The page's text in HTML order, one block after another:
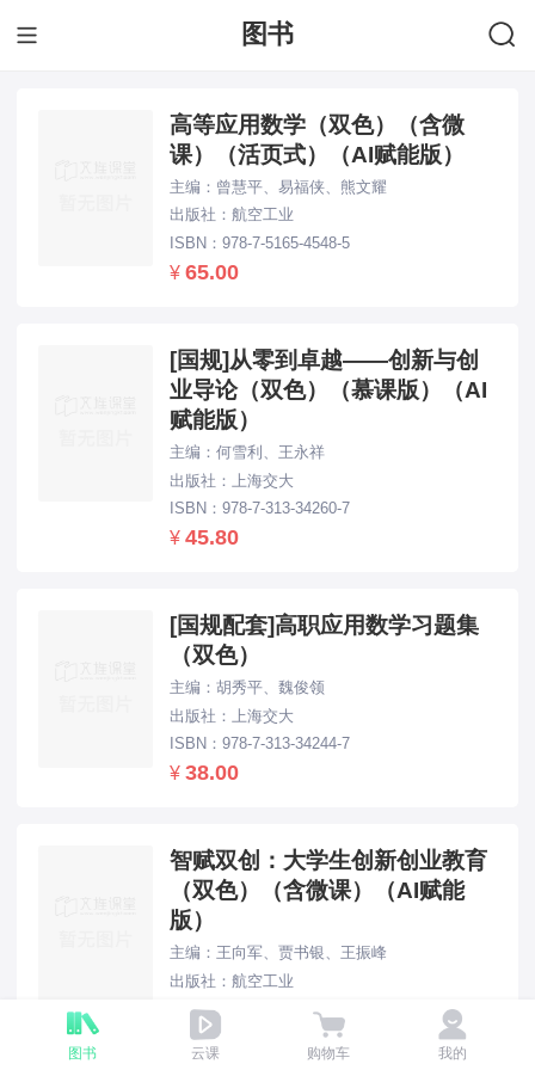
图书
高等应用数学（双色）（含微
课）（活页式）（AI赋能版）
主编：曾慧平、易福侠、熊文耀
出版社：航空工业
ISBN：978-7-5165-4548-5
¥65.00
[国规]从零到卓越——创新与创
业导论（双色）（慕课版）（AI
赋能版）
主编：何雪利、王永祥
出版社：上海交大
ISBN：978-7-313-34260-7
¥45.80
[国规配套]高职应用数学习题集
（双色）
主编：胡秀平、魏俊领
出版社：上海交大
ISBN：978-7-313-34244-7
¥38.00
智赋双创：大学生创新创业教育
（双色）（含微课）（AI赋能
版）
主编：王向军、贾书银、王振峰
出版社：航空工业
ISBN：978-7-5165-4476-1
49.80
图书 云课 购物车 我的